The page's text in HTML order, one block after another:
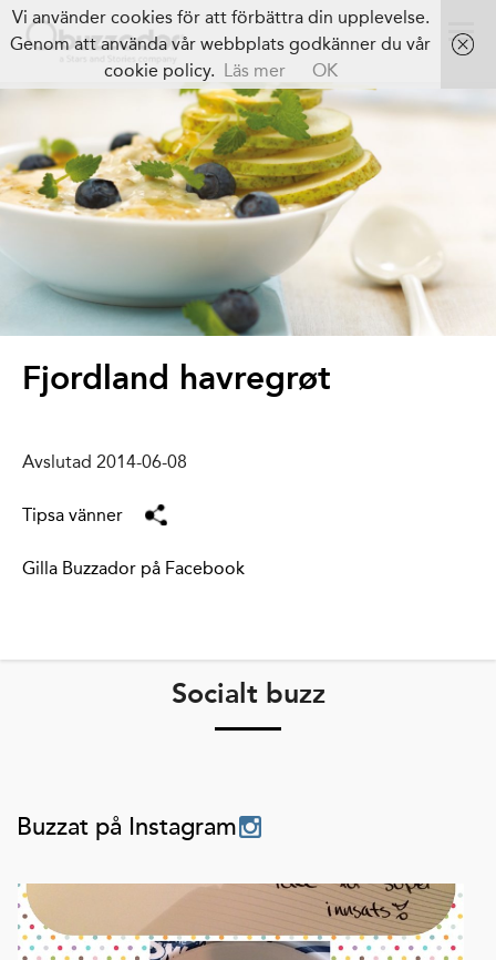
Fjordland havregrøt
Avslutad 2014-06-08
Tipsa vänner
Gilla Buzzador på Facebook
Socialt buzz
Buzzat på Instagram
Vi använder cookies för att förbättra din upplevelse.
Genom att använda vår webbplats godkänner du vår
cookie policy. Läs mer OK